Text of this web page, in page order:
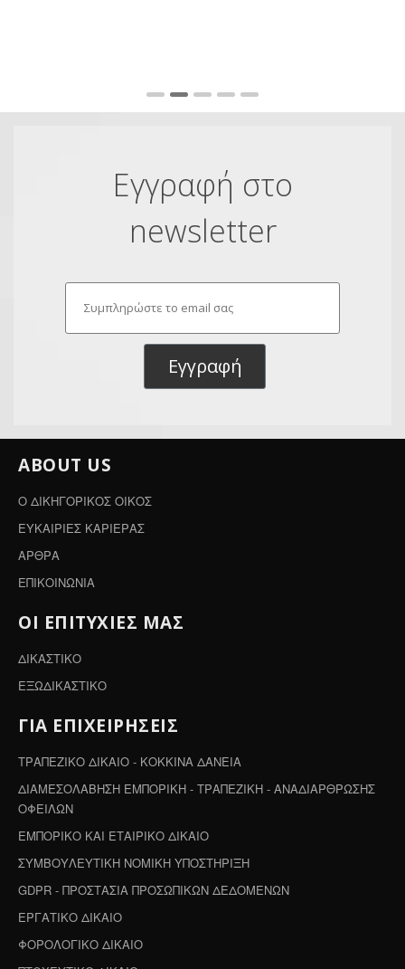
Εγγραφή στο
newsletter
Εγγραφή
ABOUT US
Ο ΔΙΚΗΓΟΡΙΚΟΣ ΟΙΚΟΣ
ΕΥΚΑΙΡΙΕΣ ΚΑΡΙΕΡΑΣ
ΑΡΘΡΑ
ΕΠΙΚΟΙΝΩΝΙΑ
ΟΙ ΕΠΙΤΥΧΙΕΣ ΜΑΣ
ΔΙΚΑΣΤΙΚΟ
ΕΞΩΔΙΚΑΣΤΙΚΟ
ΓΙΑ ΕΠΙΧΕΙΡΗΣΕΙΣ
ΤΡΑΠΕΖΙΚΟ ΔΙΚΑΙΟ - ΚΟΚΚΙΝΑ ΔΑΝΕΙΑ
ΔΙΑΜΕΣΟΛΑΒΗΣΗ ΕΜΠΟΡΙΚΗ - ΤΡΑΠΕΖΙΚΗ - ΑΝΑΔΙΑΡΘΡΩΣΗΣ
ΟΦΕΙΛΩΝ
ΕΜΠΟΡΙΚΟ ΚΑΙ ΕΤΑΙΡΙΚΟ ΔΙΚΑΙΟ
ΣΥΜΒΟΥΛΕΥΤΙΚΗ ΝΟΜΙΚΗ ΥΠΟΣΤΗΡΙΞΗ
GDPR - ΠΡΟΣΤΑΣΙΑ ΠΡΟΣΩΠΙΚΩΝ ΔΕΔΟΜΕΝΩΝ
ΕΡΓΑΤΙΚΟ ΔΙΚΑΙΟ
ΦΟΡΟΛΟΓΙΚΟ ΔΙΚΑΙΟ